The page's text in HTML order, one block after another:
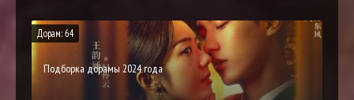
Дорам: 64
Подборка дорамы 2024 года